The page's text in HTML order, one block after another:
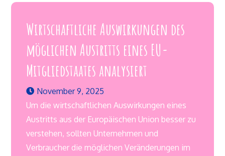
Wirtschaftliche Auswirkungen des
möglichen Austritts eines EU-
Mitgliedstaates analysiert
November 9, 2025
Um die wirtschaftlichen Auswirkungen eines
Austritts aus der Europäischen Union besser zu
verstehen, sollten Unternehmen und
Verbraucher die möglichen Veränderungen im